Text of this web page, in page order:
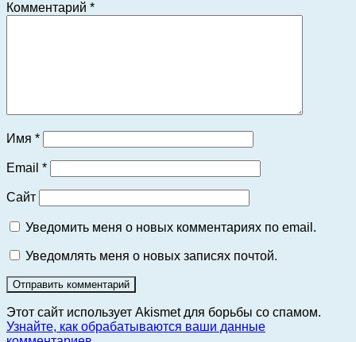
Комментарий *
Имя *
Email *
Сайт
Уведомить меня о новых комментариях по email.
Уведомлять меня о новых записях почтой.
Этот сайт использует Akismet для борьбы со спамом.
Узнайте, как обрабатываются ваши данные